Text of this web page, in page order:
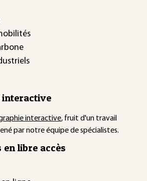
interactive
interactive, fruit d'un travail
par notre équipe de spécialistes.
en libre accès